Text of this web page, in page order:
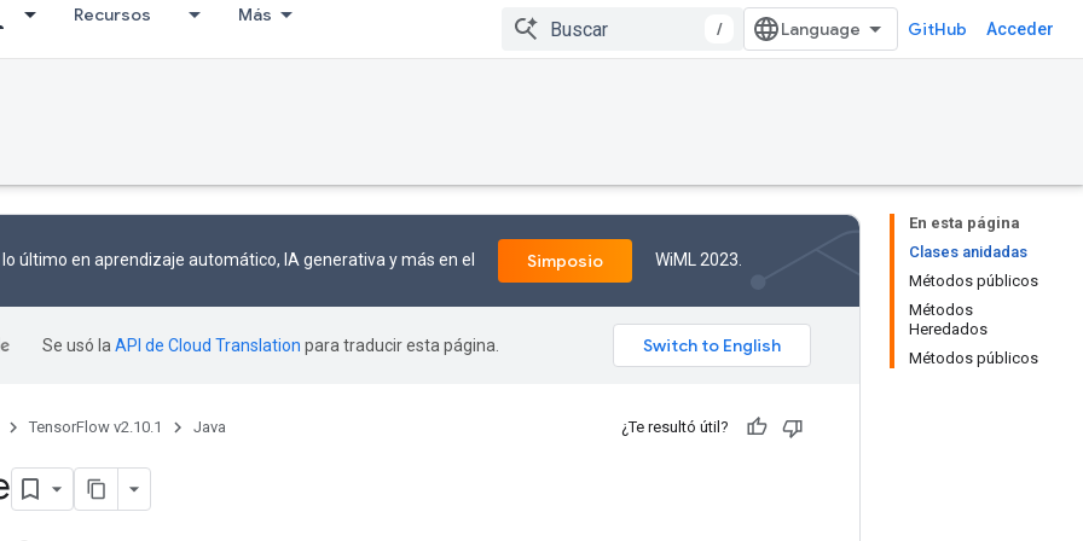
Recursos Más
/ GitHub Acceder
En esta página
Clases anidadas
Métodos públicos
Métodos
Heredados
Métodos públicos
último en aprendizaje automático, IA generativa y más en el Simposio WiML 2023.
Se usó la API de Cloud Translation para traducir esta página.
TensorFlow v2.10.1 Java ¿Te resultó útil?